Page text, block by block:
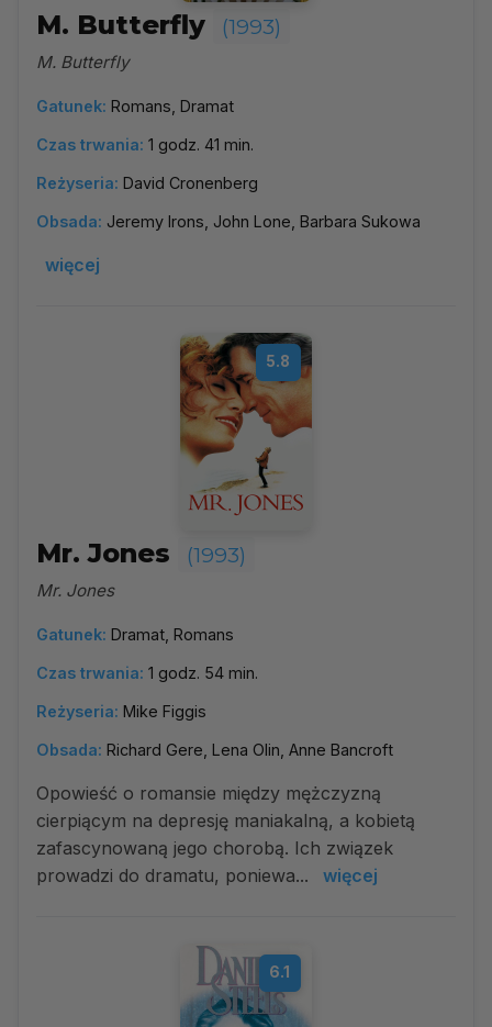
M. Butterfly (1993)
M. Butterfly
Gatunek: Romans, Dramat
Czas trwania: 1 godz. 41 min.
Reżyseria: David Cronenberg
Obsada: Jeremy Irons, John Lone, Barbara Sukowa
więcej
5.8
Mr. Jones (1993)
Mr. Jones
Gatunek: Dramat, Romans
Czas trwania: 1 godz. 54 min.
Reżyseria: Mike Figgis
Obsada: Richard Gere, Lena Olin, Anne Bancroft
Opowieść o romansie między mężczyzną
cierpiącym na depresję maniakalną, a kobietą
zafascynowaną jego chorobą. Ich związek
prowadzi do dramatu, poniewa...
więcej
6.1